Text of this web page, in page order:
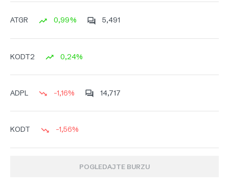
ATGR 0,99% 5,491
KODT2 0,24%
ADPL -1,16% 14,717
KODT -1,56%
POGLEDAJTE BURZU